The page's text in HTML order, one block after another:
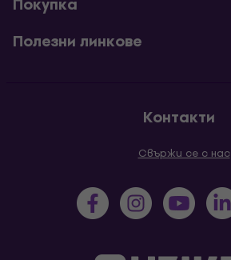
Полезни линкове
Контакти
Свържи се с нас